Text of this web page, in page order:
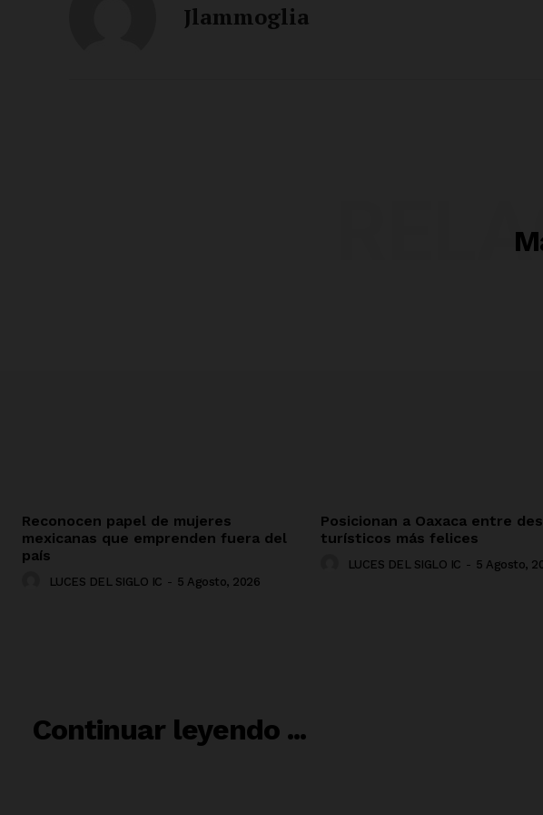
Jlammoglia
Reconocen papel de mujeres
mexicanas que emprenden fuera del
país
LUCES DEL SIGLO IC - 5 Agosto, 2026
Posicionan a Oaxaca entre
turísticos más felices
LUCES DEL SIGLO IC - 5 Agosto,
Continuar leyendo ...
RELACIONADO